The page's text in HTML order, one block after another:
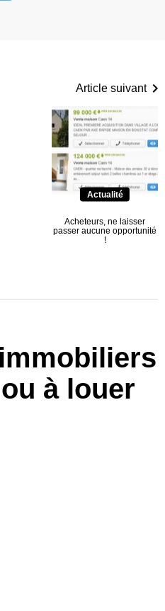
Article suivant
Actualité
Acheteurs, ne laisser
passer aucune opportunité
!
à louer